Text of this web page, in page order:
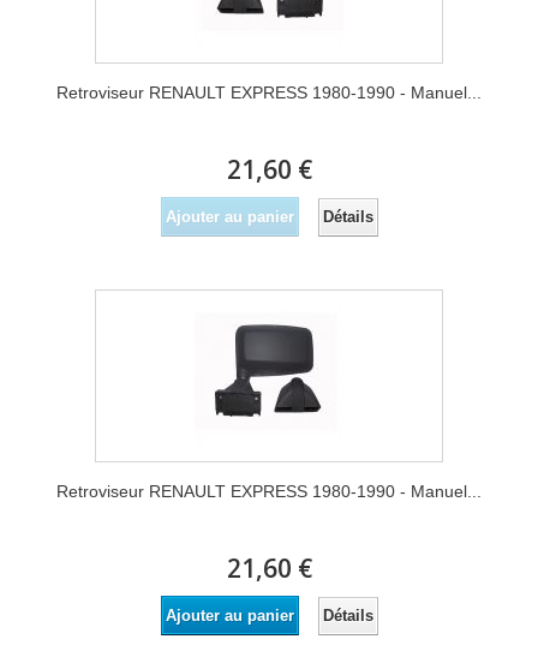
Retroviseur RENAULT EXPRESS 1980-1990 - Manuel...
21,60 €
Ajouter au panier Détails
Retroviseur RENAULT EXPRESS 1980-1990 - Manuel...
21,60 €
Ajouter au panier Détails